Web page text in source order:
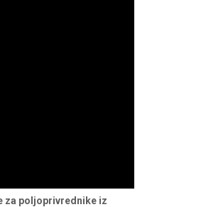
za poljoprivrednike iz